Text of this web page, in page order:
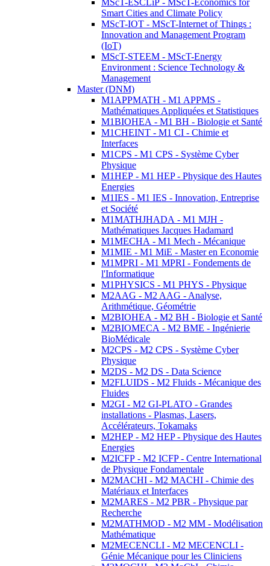
MScT-ESCLiP - MScT-Economics for
Smart Cities and Climate Policy
MScT-IOT - MScT-Internet of Things :
Innovation and Management Program
(IoT)
MScT-STEEM - MScT-Energy
Environment : Science Technology &
Management
Master (DNM)
M1APPMATH - M1 APPMS -
Mathématiques Appliquées et Statistiques
M1BIOHEA - M1 BH - Biologie et Santé
M1CHEINT - M1 CI - Chimie et
Interfaces
M1CPS - M1 CPS - Système Cyber
Physique
M1HEP - M1 HEP - Physique des Hautes
Energies
M1IES - M1 IES - Innovation, Entreprise
et Société
M1MATHJHADA - M1 MJH -
Mathématiques Jacques Hadamard
M1MECHA - M1 Mech - Mécanique
M1MIE - M1 MiE - Master en Economie
M1MPRI - M1 MPRI - Fondements de
l'Informatique
M1PHYSICS - M1 PHYS - Physique
M2AAG - M2 AAG - Analyse,
Arithmétique, Géométrie
M2BIOHEA - M2 BH - Biologie et Santé
M2BIOMECA - M2 BME - Ingénierie
BioMédicale
M2CPS - M2 CPS - Système Cyber
Physique
M2DS - M2 DS - Data Science
M2FLUIDS - M2 Fluids - Mécanique des
Fluides
M2GI - M2 GI-PLATO - Grandes
installations - Plasmas, Lasers,
Accélérateurs, Tokamaks
M2HEP - M2 HEP - Physique des Hautes
Energies
M2ICFP - M2 ICFP - Centre International
de Physique Fondamentale
M2MACHI - M2 MACHI - Chimie des
Matériaux et Interfaces
M2MARES - M2 PBR - Physique par
Recherche
M2MATHMOD - M2 MM - Modélisation
Mathématique
M2MECENCLI - M2 MECENCLI -
Génie Mécanique pour les Cliniciens